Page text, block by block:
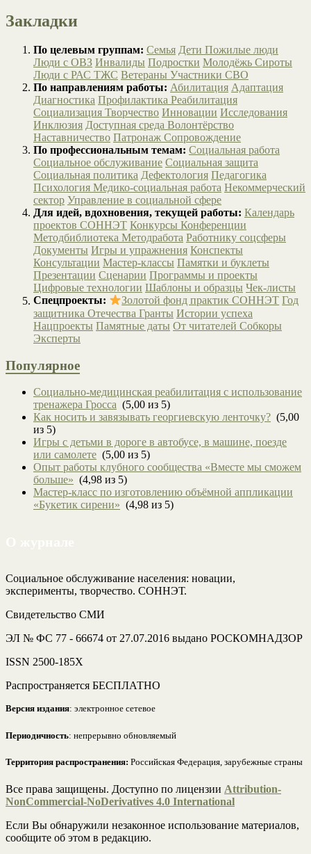
Закладки
По целевым группам: Семья Дети Пожилые люди
Люди с ОВЗ Инвалиды Подростки Молодёжь Сироты
Люди с РАС ТЖС Ветераны Участники СВО
По направлениям работы: Абилитация Адаптация
Диагностика Профилактика Реабилитация
Социализация Творчество Инновации Исследования
Инклюзия Доступная среда Волонтёрство
Наставничество Патронаж Сопровождение
По профессиональным темам: Социальная работа
Социальное обслуживание Социальная защита
Социальная политика Дефектология Педагогика
Психология Медико-социальная работа Некоммерческий
сектор Управление в социальной сфере
Для идей, вдохновения, текущей работы: Календарь
проектов СОННЭТ Конкурсы Конференции
Методбиблиотека Методработа Работнику соцсферы
Документы Игры и упражнения Конспекты
Консультации Мастер-классы Памятки и буклеты
Презентации Сценарии Программы и проекты
Цифровые технологии Шаблоны и образцы Чек-листы
Спецпроекты:
Золотой фонд практик СОННЭТ Год
защитника Отечества Гранты Истории успеха
Нацпроекты Памятные даты От читателей Собкоры
Эксперты
Популярное
Социально-медицинская реабилитация с использование
тренажера Гросса (5,00 из 5)
Как носить и завязывать георгиевскую ленточку? (5,00
из 5)
Игры с детьми в дороге в автобусе, в машине, поезде
или самолете (5,00 из 5)
Опыт работы клубного сообщества «Вместе мы сможем
больше» (4,98 из 5)
Мастер-класс по изготовлению объёмной аппликации
«Букетик сирени» (4,98 из 5)
Социальное обслуживание населения: новации,
эксперименты, творчество. СОННЭТ.
Свидетельство СМИ
ЭЛ № ФС 77 - 66674 от 27.07.2016 выдано РОСКОМНАДЗОР
ISSN 2500-185Х
Распространяется БЕСПЛАТНО
Версия издания: электронное сетевое
Периодичность: непрерывно обновляемый
Территория распространения: Российская Федерация, зарубежные страны
Все права защищены. Доступно по лицензии Attribution-
NonCommercial-NoDerivatives 4.0 International
Если Вы обнаружили незаконное использование материалов,
сообщите об этом в редакцию.